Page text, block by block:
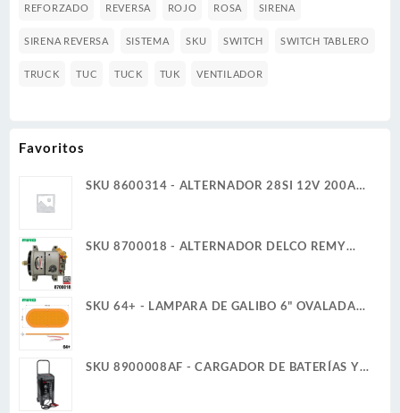
REFORZADO REVERSA ROJO ROSA SIRENA
SIRENA REVERSA SISTEMA SKU SWITCH SWITCH TABLERO
TRUCK TUC TUCK TUK VENTILADOR
Favoritos
SKU 8600314 - ALTERNADOR 28SI 12V 200A
SKU 8700018 - ALTERNADOR DELCO REMY
SKU 64+ - LAMPARA DE GALIBO 6" OVALADA
SKU 8900008AF - CARGADOR DE BATERÍAS Y